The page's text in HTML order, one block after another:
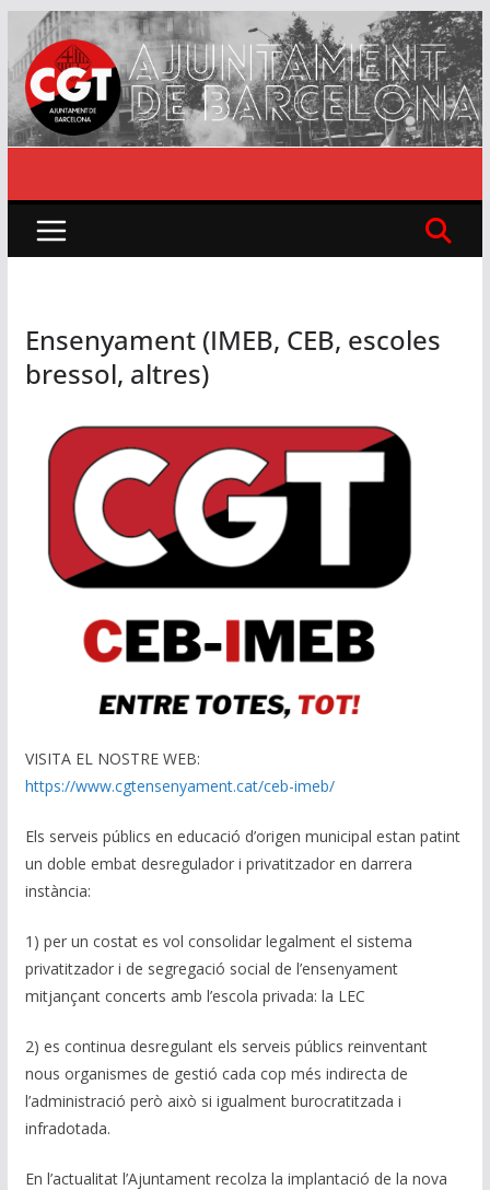
Skip
to
content
Ensenyament (IMEB, CEB, escoles
bressol, altres)
VISITA EL NOSTRE WEB:
https://www.cgtensenyament.cat/ceb-imeb/
Els serveis públics en educació d’origen municipal estan patint
un doble embat desregulador i privatitzador en darrera
instància:
1) per un costat es vol consolidar legalment el sistema
privatitzador i de segregació social de l’ensenyament
mitjançant concerts amb l’escola privada: la LEC
2) es continua desregulant els serveis públics reinventant
nous organismes de gestió cada cop més indirecta de
l’administració però això si igualment burocratitzada i
infradotada.
En l’actualitat l’Ajuntament recolza la implantació de la nova